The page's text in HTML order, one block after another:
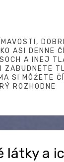
ASI DENNE
A INEJ
ZABUDNETE
SI MÔŽETE
ROZHODNE
látky a